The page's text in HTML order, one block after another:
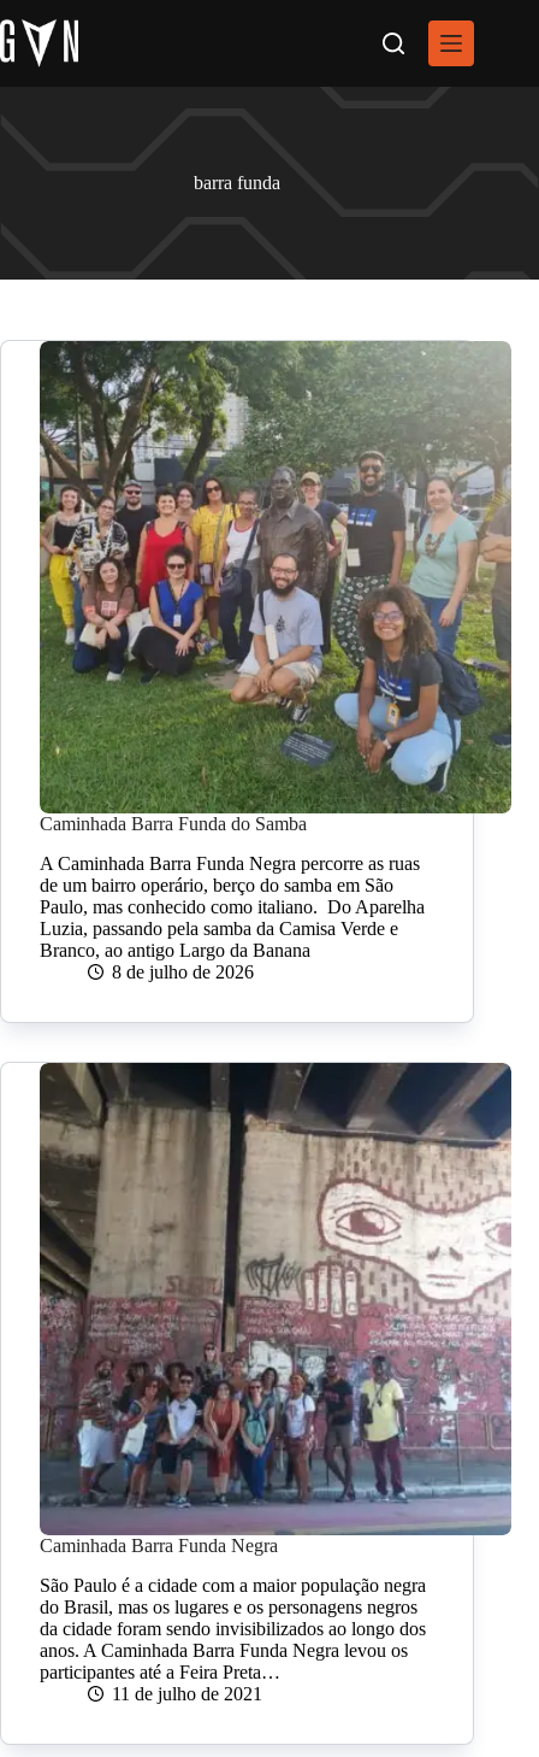
para
o
conteúdo
barra funda
Caminhada Barra Funda do Samba
A Caminhada Barra Funda Negra percorre as ruas
de um bairro operário, berço do samba em São
Paulo, mas conhecido como italiano. Do Aparelha
Luzia, passando pela samba da Camisa Verde e
Branco, ao antigo Largo da Banana
8 de julho de 2026
Caminhada Barra Funda Negra
São Paulo é a cidade com a maior população negra
do Brasil, mas os lugares e os personagens negros
da cidade foram sendo invisibilizados ao longo dos
anos. A Caminhada Barra Funda Negra levou os
participantes até a Feira Preta…
11 de julho de 2021